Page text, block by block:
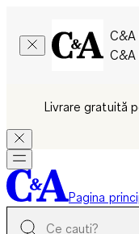
C&A
C&A
Livrare gratuită
Pagina